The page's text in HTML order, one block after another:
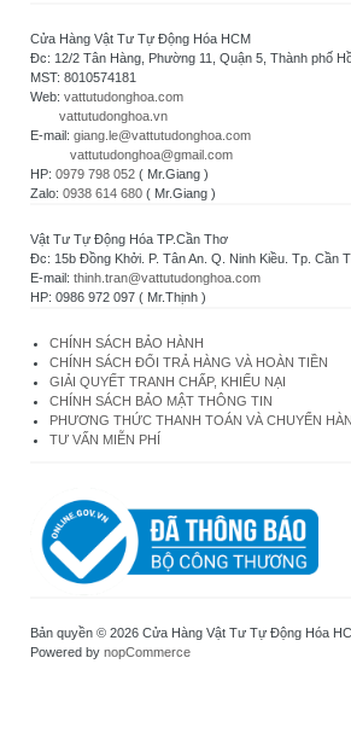
Cửa Hàng Vật Tư Tự Động Hóa HCM
Đc: 12/2 Tân Hàng, Phường 11, Quận 5, Thành phố
MST: 8010574181
Web: vattutudonghoa.com
vattutudonghoa.vn
E-mail: giang.le@vattutudonghoa.com
vattutudonghoa@gmail.com
HP: 0979 798 052 ( Mr.Giang )
Zalo: 0938 614 680 ( Mr.Giang )
Vật Tư Tự Động Hóa TP.Cần Thơ
Đc: 15b Đồng Khởi. P. Tân An. Q. Ninh Kiều. Tp. Cần
E-mail: thinh.tran@vattutudonghoa.com
HP: 0986 972 097 ( Mr.Thịnh )
CHÍNH SÁCH BẢO HÀNH
CHÍNH SÁCH ĐỔI TRẢ HÀNG VÀ HOÀN TIỀN
GIẢI QUYẾT TRANH CHẤP, KHIẾU NẠI
CHÍNH SÁCH BẢO MẬT THÔNG TIN
PHƯƠNG THỨC THANH TOÁN VÀ CHUYỂN
TƯ VẤN MIỄN PHÍ
Bản quyền © 2026 Cửa Hàng Vật Tư Tự Động Hóa
Powered by nopCommerce